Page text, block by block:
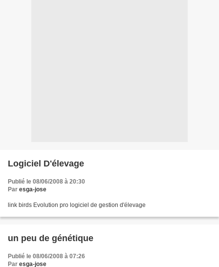
Logiciel D'élevage
Publié le 08/06/2008 à 20:30
Par esga-jose
link birds Evolution pro logiciel de gestion d'élevage
un peu de génétique
Publié le 08/06/2008 à 07:26
Par esga-jose